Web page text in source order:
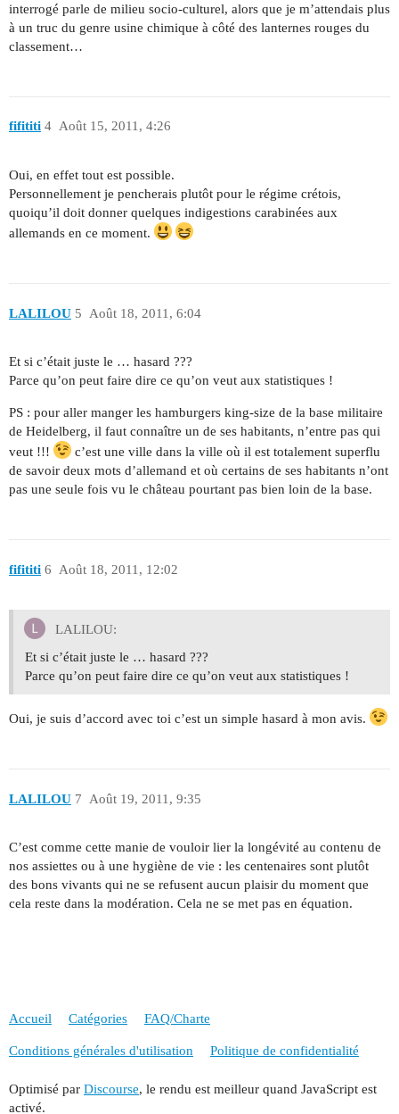
interrogé parle de milieu socio-culturel, alors que je m’attendais plus
à un truc du genre usine chimique à côté des lanternes rouges du
classement…
fifititi Août 15, 2011, 4:26
4
Oui, en effet tout est possible.
Personnellement je pencherais plutôt pour le régime crétois,
quoiqu’il doit donner quelques indigestions carabinées aux
allemands en ce moment.
LALILOU Août 18, 2011, 6:04
5
Et si c’était juste le … hasard ???
Parce qu’on peut faire dire ce qu’on veut aux statistiques !
PS : pour aller manger les hamburgers king-size de la base militaire
de Heidelberg, il faut connaître un de ses habitants, n’entre pas qui
veut !!!
c’est une ville dans la ville où il est totalement superflu
de savoir deux mots d’allemand et où certains de ses habitants n’ont
pas une seule fois vu le château pourtant pas bien loin de la base.
fifititi Août 18, 2011, 12:02
6
LALILOU:
Et si c’était juste le … hasard ???
Parce qu’on peut faire dire ce qu’on veut aux statistiques !
Oui, je suis d’accord avec toi c’est un simple hasard à mon avis.
LALILOU Août 19, 2011, 9:35
7
C’est comme cette manie de vouloir lier la longévité au contenu de
nos assiettes ou à une hygiène de vie : les centenaires sont plutôt
des bons vivants qui ne se refusent aucun plaisir du moment que
cela reste dans la modération. Cela ne se met pas en équation.
Accueil Catégories FAQ/Charte
Conditions générales d'utilisation Politique de confidentialité
Optimisé par Discourse, le rendu est meilleur quand JavaScript est
activé.